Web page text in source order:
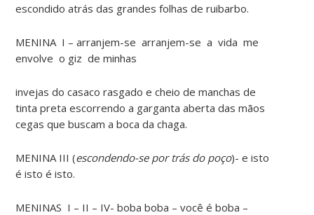
escondido atrás das grandes folhas de ruibarbo.
MENINA I – arranjem-se arranjem-se a vida me
envolve o giz de minhas
invejas do casaco rasgado e cheio de manchas de
tinta preta escorrendo a garganta aberta das mãos
cegas que buscam a boca da chaga.
MENINA III (escondendo-se por trás do poço)- e isto
é isto é isto.
MENINAS I – II – IV- boba boba – você é boba –